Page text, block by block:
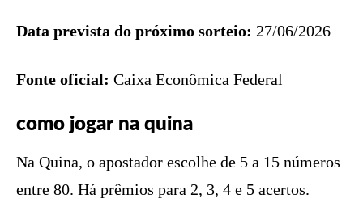
Data prevista do próximo sorteio: 27/06/2026
Fonte oficial: Caixa Econômica Federal
como jogar na quina
Na Quina, o apostador escolhe de 5 a 15 números
entre 80. Há prêmios para 2, 3, 4 e 5 acertos.